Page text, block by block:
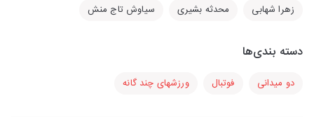
زهرا شهابی محدثه بشیری سیاوش تاج منش
دسته بندی‌ها
دو میدانی فوتبال ورزشهای چند گانه